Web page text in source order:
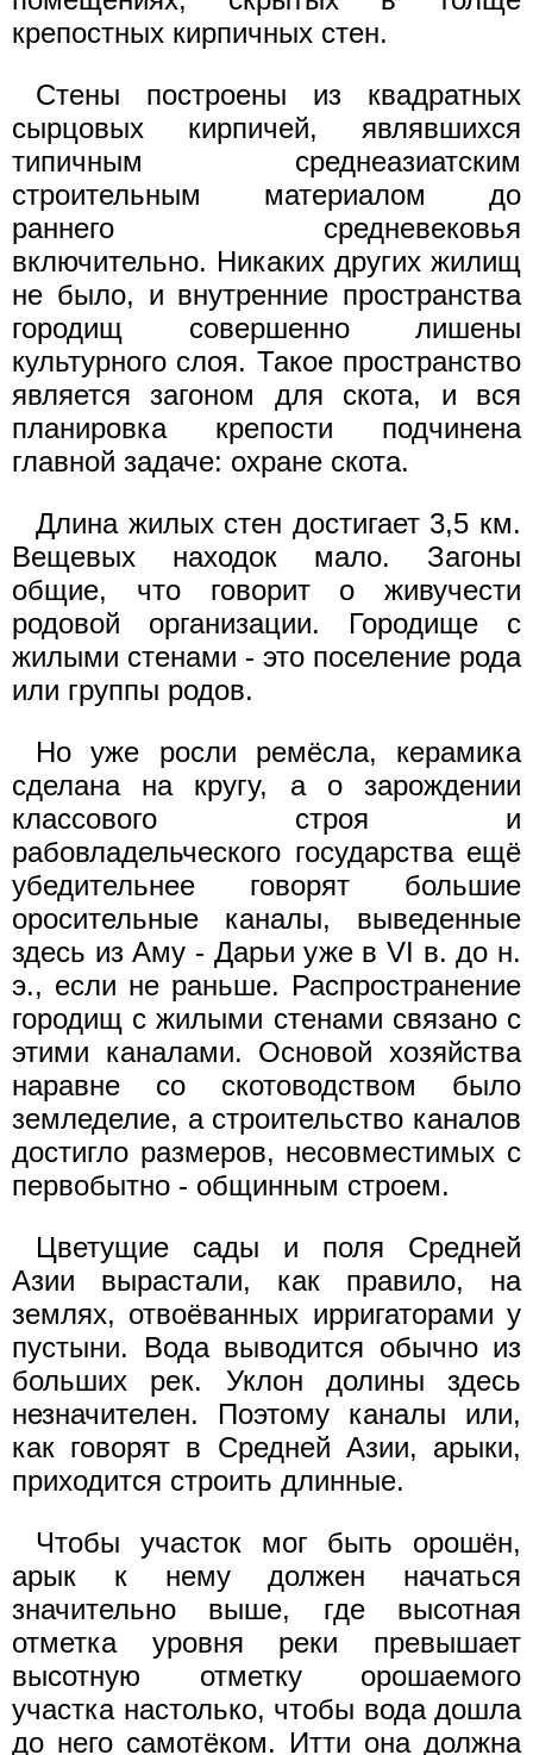
крепостных кирпичных стен.
Стены построены из квадратных
сырцовых кирпичей, являвшихся
типичным среднеазиатским
строительным материалом до
раннего средневековья
включительно. Никаких других жилищ
не было, и внутренние пространства
городищ совершенно лишены
культурного слоя. Такое пространство
является загоном для скота, и вся
планировка крепости подчинена
главной задаче: охране скота.
Длина жилых стен достигает 3,5 км.
Вещевых находок мало. Загоны
общие, что говорит о живучести
родовой организации. Городище с
жилыми стенами - это поселение рода
или группы родов.
Но уже росли ремёсла, керамика
сделана на кругу, а о зарождении
классового строя и
рабовладельческого государства ещё
убедительнее говорят большие
оросительные каналы, выведенные
здесь из Аму - Дарьи уже в VI в. до н.
э., если не раньше. Распространение
городищ с жилыми стенами связано с
этими каналами. Основой хозяйства
наравне со скотоводством было
земледелие, а строительство каналов
достигло размеров, несовместимых с
первобытно - общинным строем.
Цветущие сады и поля Средней
Азии вырастали, как правило, на
землях, отвоёванных ирригаторами у
пустыни. Вода выводится обычно из
больших рек. Уклон долины здесь
незначителен. Поэтому каналы или,
как говорят в Средней Азии, арыки,
приходится строить длинные.
Чтобы участок мог быть орошён,
арык к нему должен начаться
значительно выше, где высотная
отметка уровня реки превышает
высотную отметку орошаемого
участка настолько, чтобы вода дошла
до него самотёком. Итти она должна